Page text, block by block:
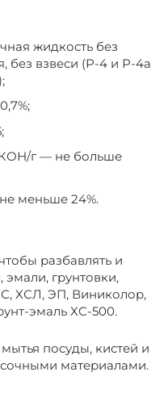
жидкость без
без взвеси (Р-4 и Р-4а
КОН/г — не больше
меньше 24%.
разбавлять и
эмали, грунтовки,
ХСЛ, ЭП, Виниколор,
эмаль ХС-500.
посуды, кистей и
материалами.